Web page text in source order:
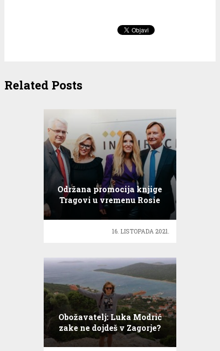
Related Posts
Održana promocija knjige
Tragovi u vremenu Rosie
Kugli
16. LISTOPADA 2021.
Obožavatelj: Luka Modrić
zake ne dojdeš v Zagorje?